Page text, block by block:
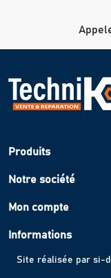
Produits
Notre société
Mon compte
Informations
Site réalisée par si-